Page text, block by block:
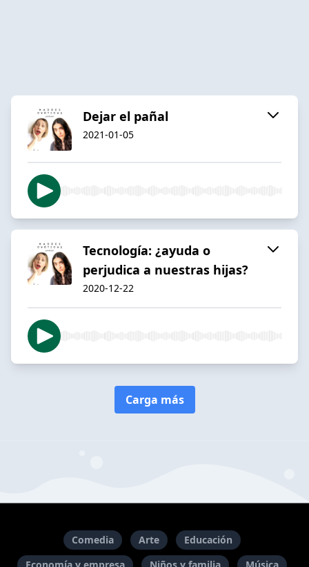
Dejar el pañal
2021-01-05
Tecnología: ¿ayuda o
perjudica a nuestras hijas?
2020-12-22
Carga más
Comedia Arte
Educación